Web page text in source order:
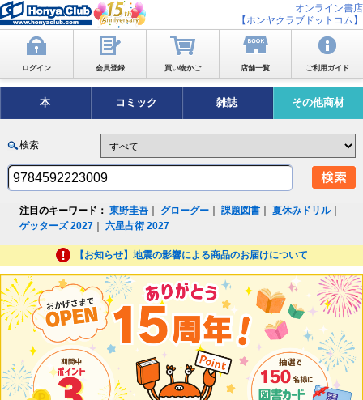
オンライン書店
【ホンヤクラブドットコム】
ログイン 会員登録 買い物かご 店舗一覧 ご利用ガイド
本 コミック 雑誌 その他商材
検索
注目のキーワード： 東野圭吾 グローグー ｜課題図書 ｜夏休みドリル｜
ゲッターズ 2027 ｜六星占術 2027
【お知らせ】地震の影響による商品のお届けについて